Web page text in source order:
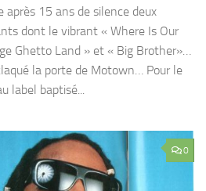
après 15 ans de silence deux
dont le vibrant « Where Is Our
Ghetto Land » et « Big Brother»…
la porte de Motown… Pour le
label baptisé...
0